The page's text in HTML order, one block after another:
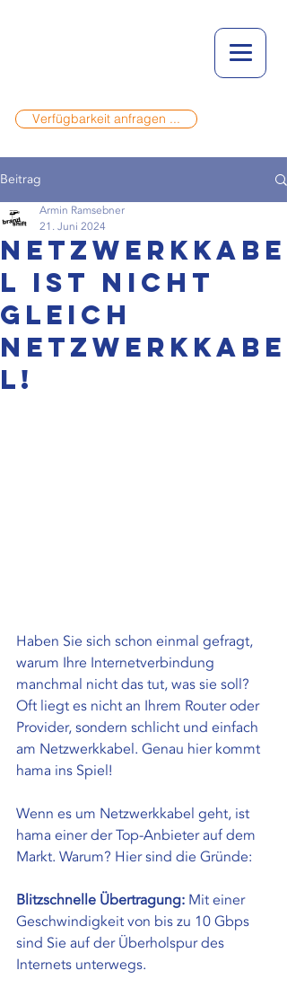
Verfügbarkeit anfragen ...
Beitrag
Netzwerkkabe
l ist nicht
gleich
Netzwerkkabe
l!
Armin Ramsebner
21. Juni 2024
Haben Sie sich schon einmal gefragt,
warum Ihre Internetverbindung
manchmal nicht das tut, was sie soll?
Oft liegt es nicht an Ihrem Router oder
Provider, sondern schlicht und einfach
am Netzwerkkabel. Genau hier kommt
hama ins Spiel!
Wenn es um Netzwerkkabel geht, ist
hama einer der Top-Anbieter auf dem
Markt. Warum? Hier sind die Gründe:
Blitzschnelle Übertragung: Mit einer
Geschwindigkeit von bis zu 10 Gbps
sind Sie auf der Überholspur des
Internets unterwegs.